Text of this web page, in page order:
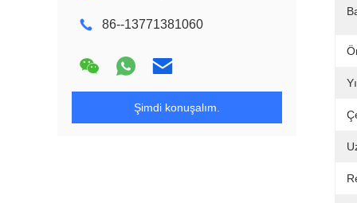
86--13771381060
Şimdi konuşalım.